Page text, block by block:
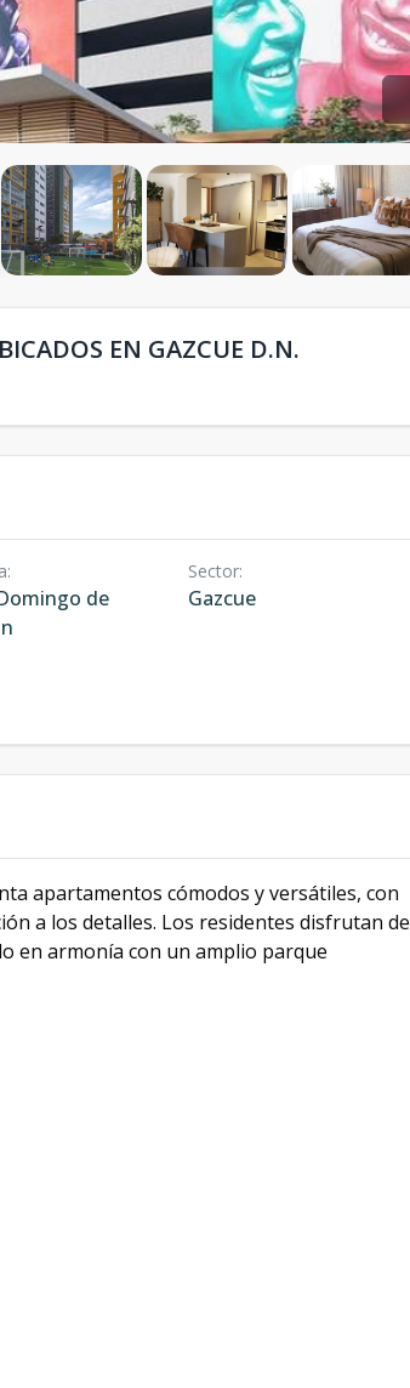
EN GAZCUE D.N.
:
de
Sector:
Gazcue
apartamentos cómodos y versátiles, con
a los detalles. Los residentes disfrutan de
en armonía con un amplio parque